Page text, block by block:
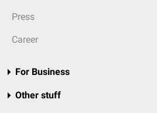
Press
Career
For Business
Other stuff